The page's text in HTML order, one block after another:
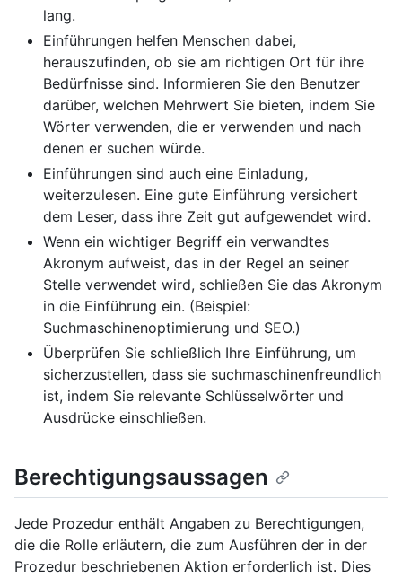
lang.
Einführungen helfen Menschen dabei,
herauszufinden, ob sie am richtigen Ort für ihre
Bedürfnisse sind. Informieren Sie den Benutzer
darüber, welchen Mehrwert Sie bieten, indem Sie
Wörter verwenden, die er verwenden und nach
denen er suchen würde.
Einführungen sind auch eine Einladung,
weiterzulesen. Eine gute Einführung versichert
dem Leser, dass ihre Zeit gut aufgewendet wird.
Wenn ein wichtiger Begriff ein verwandtes
Akronym aufweist, das in der Regel an seiner
Stelle verwendet wird, schließen Sie das Akronym
in die Einführung ein. (Beispiel:
Suchmaschinenoptimierung und SEO.)
Überprüfen Sie schließlich Ihre Einführung, um
sicherzustellen, dass sie suchmaschinenfreundlich
ist, indem Sie relevante Schlüsselwörter und
Ausdrücke einschließen.
Berechtigungsaussagen
Jede Prozedur enthält Angaben zu Berechtigungen,
die die Rolle erläutern, die zum Ausführen der in der
Prozedur beschriebenen Aktion erforderlich ist. Dies